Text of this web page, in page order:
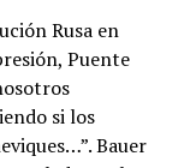
Rusa en
Puente
si los
Bauer